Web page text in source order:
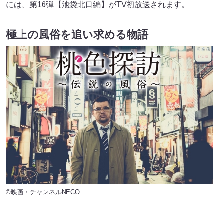
には、第16弾【池袋北口編】がTV初放送されます。
極上の風俗を追い求める物語
©映画・チャンネルNECO